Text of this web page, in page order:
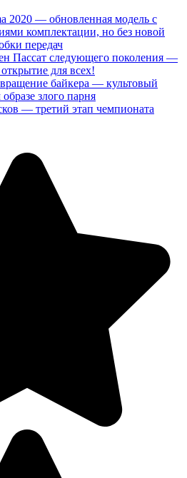
2020 — обновленная модель с
комплектации, но без новой
передач
Пассат следующего поколения —
для всех!
байкера — культовый
злого парня
— третий этап чемпионата